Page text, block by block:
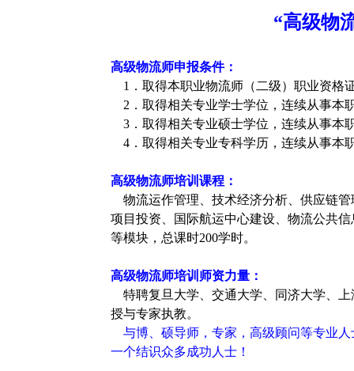
“高级物
高级物流师申报条件：
1．取得本职业物流师（二级）职业资格
2．取得相关专业学士学位，连续从事本
3．取得相关专业硕士学位，连续从事本
4．取得相关专业专科学历，连续从事本
高级物流师培训 课程：
物流运作管理、技术经济分析、供应链
项目投资、国际航运中心建设、物流公共
等模块，总课时200学时。
高级物流师培训 师资力量：
特聘复旦大学、交通大学、同济大学、
授与专家执教。
与博、硕导师，专家，高级顾问等专业
一个结识众多成功人士！